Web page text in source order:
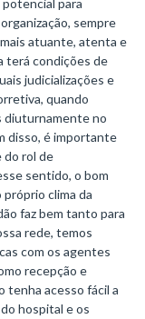
para
sempre
atuante, atenta e
terá condições de
judicializações e
quando
diuturnamente no
disso, é importante
do rol de
sentido, o bom
clima da
faz bem tanto para
rede, temos
com os agentes
recepção e
tenha acesso fácil a
hospital e os